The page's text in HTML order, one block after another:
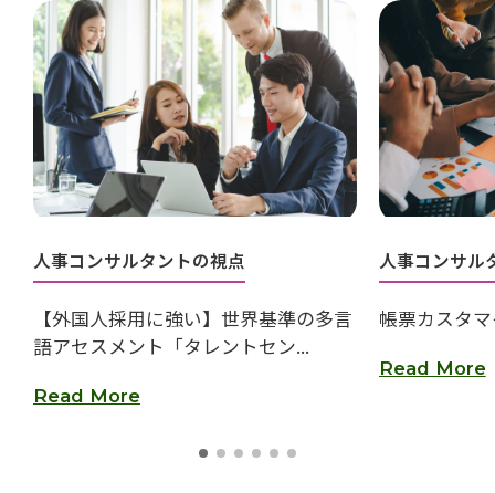
人事コンサルタントの視点
【外国人採用に強い】世界基準の多言
語アセスメント「タレントセン...
Read More
人事コンサル
帳票カスタ
Read More